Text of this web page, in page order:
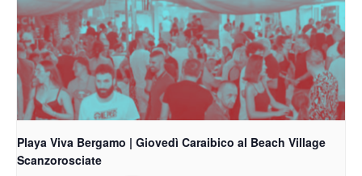
Playa Viva Bergamo | Giovedì Caraibico al Beach Village
Scanzorosciate